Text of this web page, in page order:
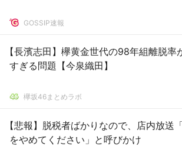
GOSSIP速報
【長濱志田】欅黄金世代の98年組離脱率
すぎる問題【今泉織田】
欅坂46まとめラボ
【悲報】脱税者ばかりなので、店内放送
をやめてください」と呼びかけ